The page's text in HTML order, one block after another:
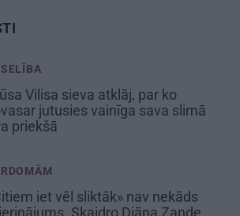
Vilisa sieva atklāj, par ko
jutusies vainīga sava slimā
priekšā
iet vēl sliktāk» nav nekāds
Skaidro Diāna Zande